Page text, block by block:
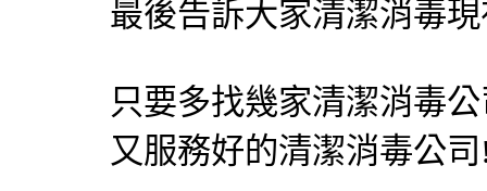
最後告訴大家清潔消毒
只要多找幾家清潔消毒
又服務好的清潔消毒公司